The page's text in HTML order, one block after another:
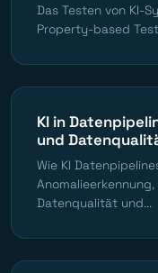
Das Testen von KI-
Property-based
KI in
und
Wie KI
Datenqualität und...